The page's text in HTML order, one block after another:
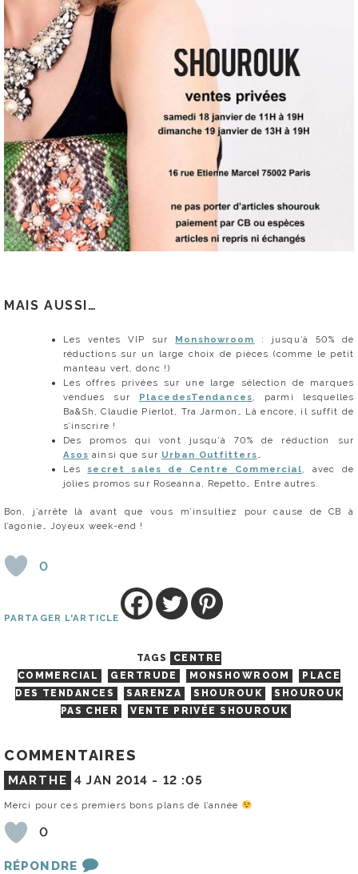
MAIS AUSSI…
Les ventes VIP sur Monshowroom
: jusqu’à 50% de
réductions sur un large choix de pièces (comme le petit
manteau vert, donc !)
Les offres privées sur une large sélection de marques
vendues sur PlacedesTendances , parmi lesquelles
Ba&Sh, Claudie Pierlot, Tra Jarmon… Là encore, il suffit de
s’inscrire !
Des promos qui vont jusqu’à 70% de réduction sur
Asos ainsi que sur Urban Outfitters
Les secret sales de Centre Commercial , avec de
jolies promos sur Roseanna, Repetto… Entre autres.
Bon, j’arrête là avant que vous m’insultiez pour cause de CB à
l’agonie… Joyeux week-end !
0
PARTAGER L'ARTICLE
TAGS
CENTRE
COMMERCIAL
GERTRUDE MONSHOWROOM
PLACE
DES TENDANCES
SARENZA SHOUROUK
SHOUROUK
PAS CHER
VENTE PRIVÉE SHOUROUK
COMMENTAIRES
MARTHE 4 JAN 2014 - 12 :05
Merci pour ces premiers bons plans de l’année
0
RÉPONDRE